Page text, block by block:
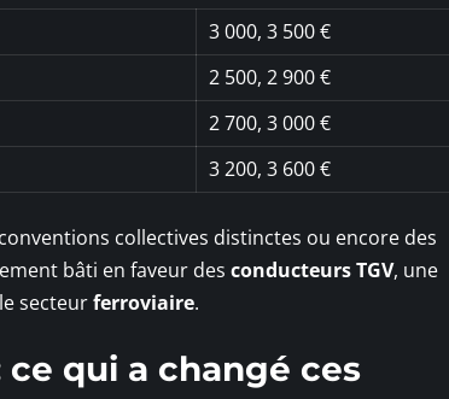
3 000, 3 500 €
2 500, 2 900 €
2 700, 3 000 €
3 200, 3 600 €
collectives distinctes ou encore des
bâti en faveur des conducteurs TGV, une
secteurferroviaire.
qui a changé ces